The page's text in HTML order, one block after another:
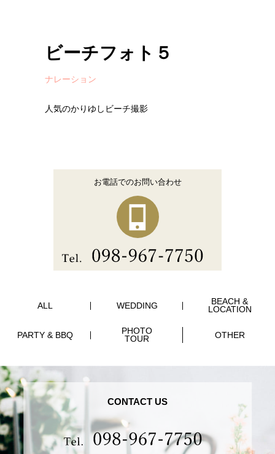
ビーチフォト５
ナレーション
人気のかりゆしビーチ撮影
お電話でのお問い合わせ
ALL WEDDING
BEACH &
LOCATION
PARTY & BBQ
PHOTO
TOUR
OTHER
CONTACT US